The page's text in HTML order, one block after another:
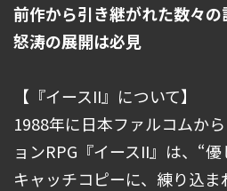
前作から引き継がれた数々
怒涛の展開は必見
【『イースII』について】
1988年に日本ファルコムか
ョンRPG『イースII』は、“
キャッチコピーに、練り込